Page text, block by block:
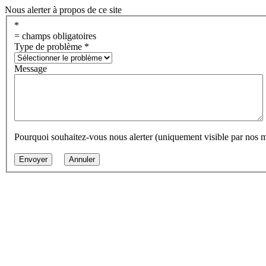
Nous alerter à propos de ce site
*
= champs obligatoires
Type de problème *
Message
Pourquoi souhaitez-vous nous alerter (uniquement visible par nos